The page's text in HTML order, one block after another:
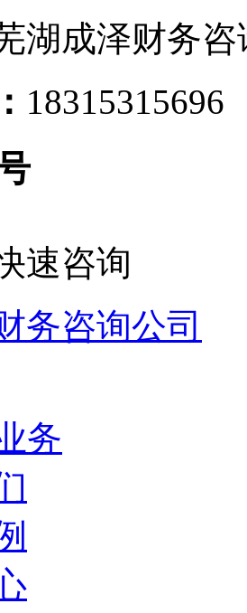
湖成泽财务咨
18315315696
速咨询
务咨询公司
务